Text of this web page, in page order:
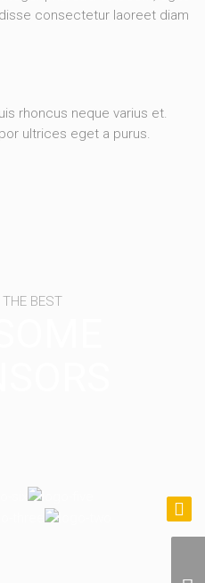
consectetur laoreet diam
rhoncus neque varius et.
ultrices eget a purus.
BEST